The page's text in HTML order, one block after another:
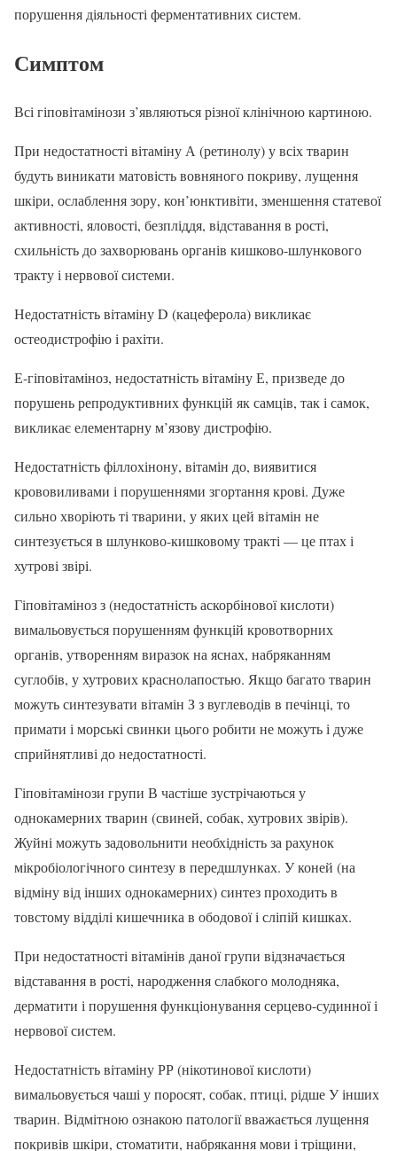
порушення діяльності ферментативних систем.
Симптом
Всі гіповітамінози з’являються різної клінічною картиною.
При недостатності вітаміну А (ретинолу) у всіх тварин
будуть виникати матовість вовняного покриву, лущення
шкіри, ослаблення зору, кон’юнктивіти, зменшення статевої
активності, яловості, безпліддя, відставання в рості,
схильність до захворювань органів кишково-шлункового
тракту і нервової системи.
Недостатність вітаміну D (кацеферола) викликає
остеодистрофію і рахіти.
Е-гіповітаміноз, недостатність вітаміну Е, призведе до
порушень репродуктивних функцій як самців, так і самок,
викликає елементарну м’язову дистрофію.
Недостатність філлохінону, вітамін до, виявитися
крововиливами і порушеннями згортання крові. Дуже
сильно хворіють ті тварини, у яких цей вітамін не
синтезується в шлунково-кишковому тракті — це птах і
хутрові звірі.
Гіповітаміноз з (недостатність аскорбінової кислоти)
вимальовується порушенням функцій кровотворних
органів, утворенням виразок на яснах, набряканням
суглобів, у хутрових краснолапостью. Якщо багато тварин
можуть синтезувати вітамін З з вуглеводів в печінці, то
примати і морські свинки цього робити не можуть і дуже
сприйнятливі до недостатності.
Гіповітамінози групи В частіше зустрічаються у
однокамерних тварин (свиней, собак, хутрових звірів).
Жуйні можуть задовольнити необхідність за рахунок
мікробіологічного синтезу в передшлунках. У коней (на
відміну від інших однокамерних) синтез проходить в
товстому відділі кишечника в ободової і сліпій кишках.
При недостатності вітамінів даної групи відзначається
відставання в рості, народження слабкого молодняка,
дерматити і порушення функціонування серцево-судинної і
нервової систем.
Недостатність вітаміну РР (нікотинової кислоти)
вимальовується чаші у поросят, собак, птиці, рідше У інших
тварин. Відмітною ознакою патології вважається лущення
покривів шкіри, стоматити, набрякання мови і тріщини,